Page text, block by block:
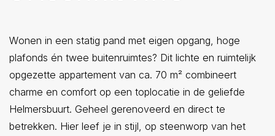
Wonen in een statig pand met eigen opgang, hoge
plafonds én twee buitenruimtes? Dit lichte en ruimtelijk
opgezette appartement van ca. 70 m² combineert
charme en comfort op een toplocatie in de geliefde
Helmersbuurt. Geheel gerenoveerd en direct te
betrekken. Hier leef je in stijl, op steenworp van het